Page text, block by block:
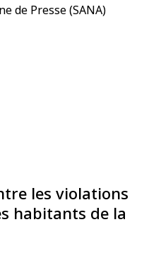
les violations
habitants de la